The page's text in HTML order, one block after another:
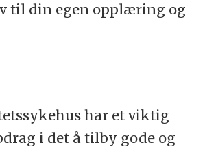
til din egen opplæring og
har et viktig
i det å tilby gode og